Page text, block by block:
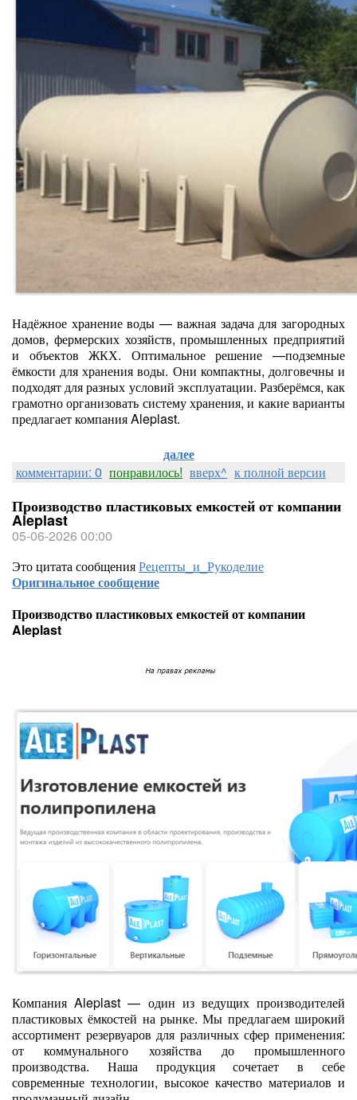
Надёжное хранение воды — важная задача для загородных
домов, фермерских хозяйств, промышленных предприятий
и объектов ЖКХ. Оптимальное решение —подземные
ёмкости для хранения воды. Они компактны, долговечны и
подходят для разных условий эксплуатации. Разберёмся, как
грамотно организовать систему хранения, и какие варианты
предлагает компания Aleplast.
далее
комментарии: 0 понравилось! вверх^ к полной версии
Производство пластиковых емкостей от компании
Aleplast
05-06-2026 00:00
Это цитата сообщенияРецепты_и_Рукоделие
Оригинальное сообщение
Производство пластиковых емкостей от компании
Aleplast
Компания Aleplast — один из ведущих производителей
пластиковых ёмкостей на рынке. Мы предлагаем широкий
ассортимент резервуаров для различных сфер применения:
от коммунального хозяйства до промышленного
производства. Наша продукция сочетает в себе
современные технологии, высокое качество материалов и